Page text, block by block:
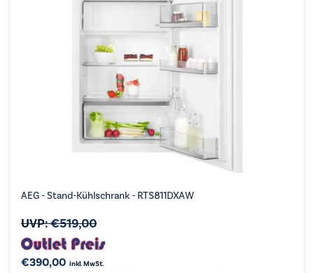
AEG - Stand-Kühlschrank - RTS811DXAW
UVP:€519,00
€390,00 inkl. MwSt.